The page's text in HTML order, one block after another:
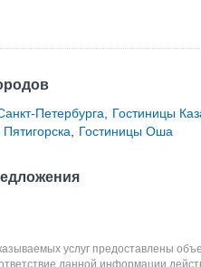
Петербурга
Гостиницы
Гостиницы Оша
услуг предоставлены
данной информации